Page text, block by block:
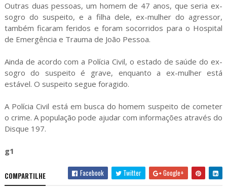
Outras duas pessoas, um homem de 47 anos, que seria ex-
sogro do suspeito, e a filha dele, ex-mulher do agressor,
também ficaram feridos e foram socorridos para o Hospital
de Emergência e Trauma de João Pessoa.
Ainda de acordo com a Polícia Civil, o estado de saúde do ex-
sogro do suspeito é grave, enquanto a ex-mulher está
estável. O suspeito segue foragido.
A Polícia Civil está em busca do homem suspeito de cometer
o crime. A população pode ajudar com informações através do
Disque 197.
g1
COMPARTILHE Facebook Twitter Google+